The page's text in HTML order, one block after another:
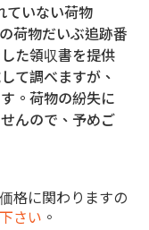
ていない荷物
荷物だいぶ追跡番
た領収書を提供
て調べますが、
。荷物の紛失に
んので、予めご
格に関わりますの
さい 。